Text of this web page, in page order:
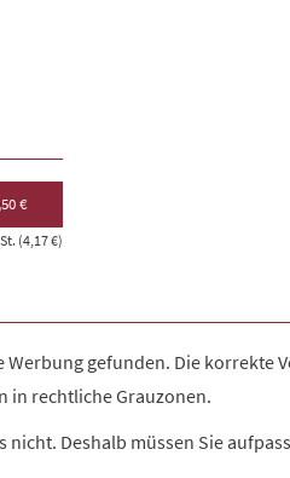
€
(4,17 €)
gefunden. Die korrekte
in rechtliche Grauzonen.
Deshalb müssen Sie